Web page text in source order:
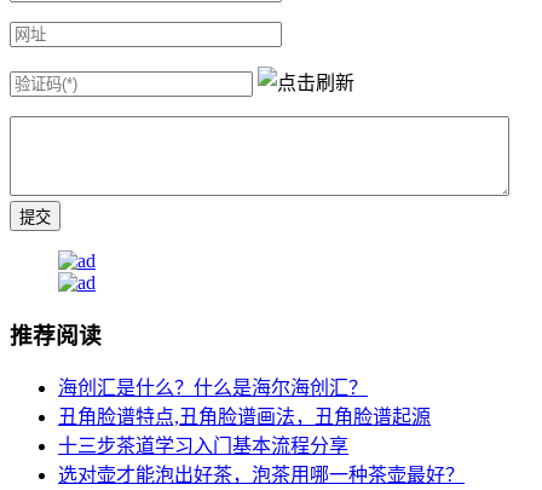
推荐阅读
海创汇是什么？什么是海尔海创汇？
丑角脸谱特点,丑角脸谱画法，丑角脸谱起源
十三步茶道学习入门基本流程分享
选对壶才能泡出好茶，泡茶用哪一种茶壶最好？